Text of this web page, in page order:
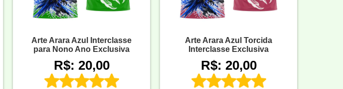
Arte Arara Azul Interclasse
para Nono Ano Exclusiva
R$: 20,00
Arte Arara Azul Torcida
Interclasse Exclusiva
R$: 20,00